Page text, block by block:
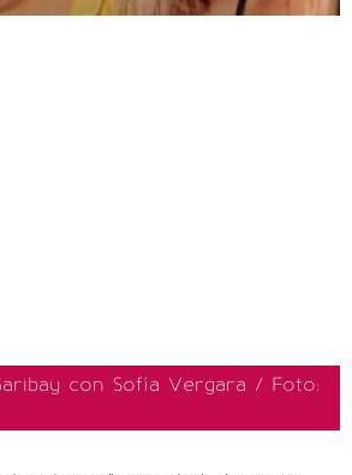
con Sofía Vergara / Foto: